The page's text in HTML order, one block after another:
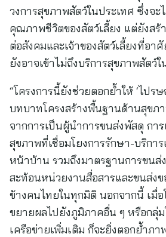
วงการสุขภาพสัตว์ในประเทศ ซึ่งจะ
คุณภาพชีวิตของสัตว์เลี้ยง แต่ยังสร้
ต่อสังคมและเจ้าของสัตว์เลี้ยงที่อา
ยังอาจเข้าไม่ถึงบริการสุขภาพสัตว์
“โครงการนี้ยังช่วยตอกย้ำให้ ‘ไปร
บทบาทโครงสร้างพื้นฐานด้านสุขภ
จากการเป็นผู้นำการขนส่งพัสดุ กา
สุขภาพที่เชื่อมโยงการรักษา-บริกา
หน้าบ้าน รวมถึงมาตรฐานการขนส่
สะท้อนหน่วยงานสื่อสารและขนส่ง
ข้างคนไทยในทุกมิติ นอกจากนี้ เมื่อ
ขยายผลไปยังภูมิภาคอื่น ๆ หรือกลุ่ม
เครือข่ายเพิ่มเติม ก็จะยิ่งตอกย้ำ